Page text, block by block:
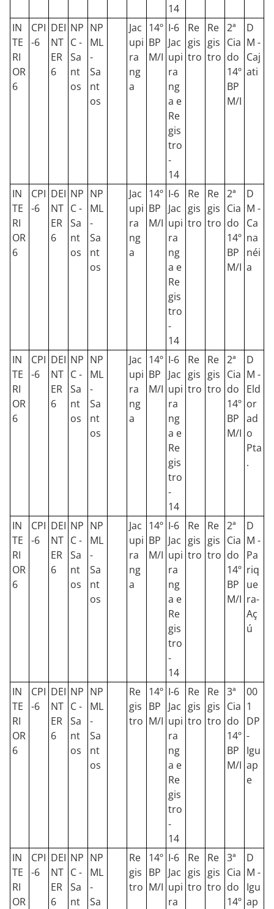
14
IN
TE
RI
OR
6
CPI
-6
DEI
NT
ER
6
NP
C -
Sa
nt
os
NP
ML
-
Sa
nt
os
Jac
upi
ra
ng
a
14º
BP
M/I
I-6
Jac
upi
ra
ng
a e
Re
gis
tro
-
14
Re
gis
tro
Re
gis
tro
2ª
Cia
do
14º
BP
M/I
D
M -
Caj
ati
IN
TE
RI
OR
6
CPI
-6
DEI
NT
ER
6
NP
C -
Sa
nt
os
NP
ML
-
Sa
nt
os
Jac
upi
ra
ng
a
14º
BP
M/I
I-6
Jac
upi
ra
ng
a e
Re
gis
tro
-
14
Re
gis
tro
Re
gis
tro
2ª
Cia
do
14º
BP
M/I
D
M -
Ca
na
néi
a
IN
TE
RI
OR
6
CPI
-6
DEI
NT
ER
6
NP
C -
Sa
nt
os
NP
ML
-
Sa
nt
os
Jac
upi
ra
ng
a
14º
BP
M/I
I-6
Jac
upi
ra
ng
a e
Re
gis
tro
-
14
Re
gis
tro
Re
gis
tro
2ª
Cia
do
14º
BP
M/I
D
M -
Eld
or
ad
o
Pta
.
IN
TE
RI
OR
6
CPI
-6
DEI
NT
ER
6
NP
C -
Sa
nt
os
NP
ML
-
Sa
nt
os
Jac
upi
ra
ng
a
14º
BP
M/I
I-6
Jac
upi
ra
ng
a e
Re
gis
tro
-
14
Re
gis
tro
Re
gis
tro
2ª
Cia
do
14º
BP
M/I
D
M -
Pa
riq
ue
ra-
Aç
ú
IN
TE
RI
OR
6
CPI
-6
DEI
NT
ER
6
NP
C -
Sa
nt
os
NP
ML
-
Sa
nt
os
Re
gis
tro
14º
BP
M/I
I-6
Jac
upi
ra
ng
a e
Re
gis
tro
-
14
Re
gis
tro
Re
gis
tro
3ª
Cia
do
14º
BP
M/I
00
1
DP
-
Igu
ap
e
IN
TE
RI
OR
CPI
-6
DEI
NT
ER
6
NP
C -
Sa
nt
NP
ML
-
Sa
Re
gis
tro
14º
BP
M/I
I-6
Jac
upi
ra
Re
gis
tro
Re
gis
tro
3ª
Cia
do
14º
D
M -
Igu
ap